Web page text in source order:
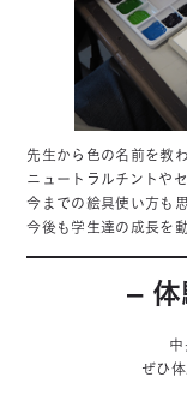
先生から色の名前を教
ニュートラルチントや
今までの絵具使い方も
今後も学生達の成長を
– 体
中
ぜひ